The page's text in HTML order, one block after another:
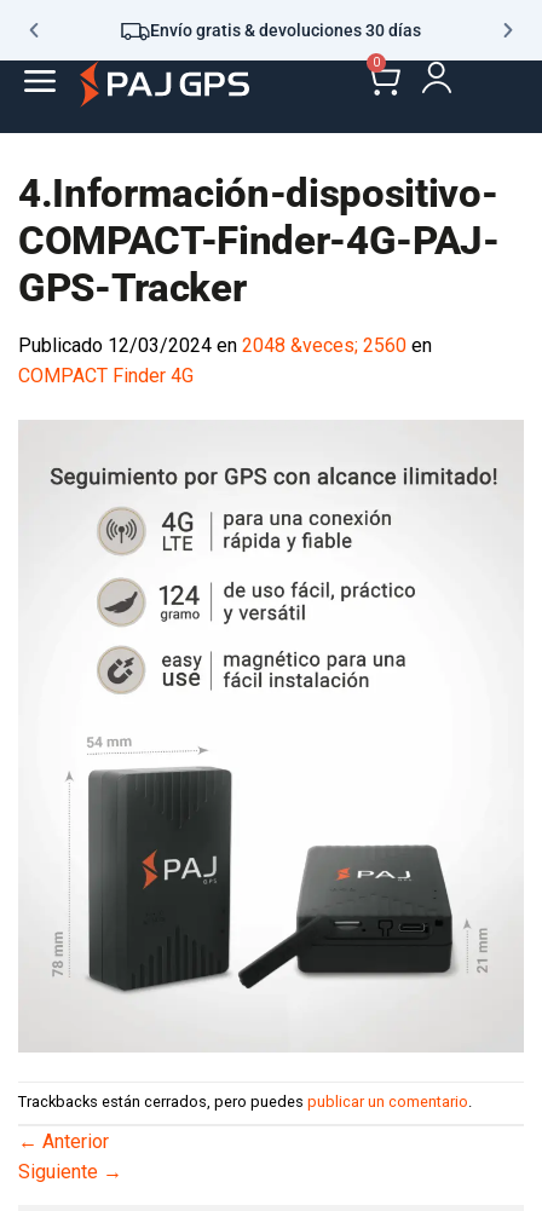
Envío gratis & devoluciones 30 días
0
4.Información-dispositivo-
COMPACT-Finder-4G-PAJ-
GPS-Tracker
Publicado 12/03/2024 en 2048 &veces; 2560 en
COMPACT Finder 4G
Trackbacks están cerrados, pero puedes publicar un comentario.
← Anterior
Siguiente →